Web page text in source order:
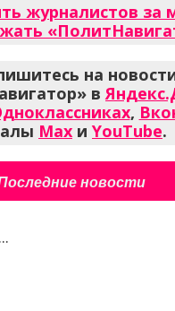
журналистов за
на
в
,
Max и YouTube.
новости